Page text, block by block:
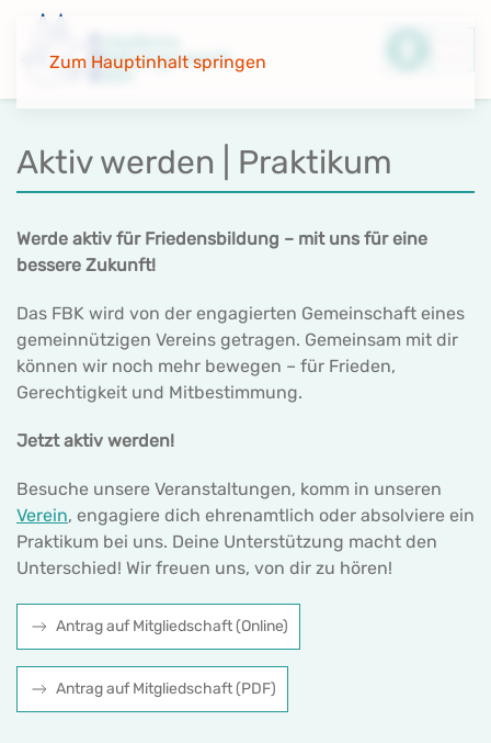
Zum Hauptinhalt springen
Aktiv werden | Praktikum
Werde aktiv für Friedensbildung – mit uns für eine
bessere Zukunft!
Das FBK wird von der engagierten Gemeinschaft eines
gemeinnützigen Vereins getragen. Gemeinsam mit dir
können wir noch mehr bewegen – für Frieden,
Gerechtigkeit und Mitbestimmung.
Jetzt aktiv werden!
Besuche unsere Veranstaltungen, komm in unseren
Verein, engagiere dich ehrenamtlich oder absolviere ein
Praktikum bei uns. Deine Unterstützung macht den
Unterschied! Wir freuen uns, von dir zu hören!
Antrag auf Mitgliedschaft (Online)
Antrag auf Mitgliedschaft (PDF)